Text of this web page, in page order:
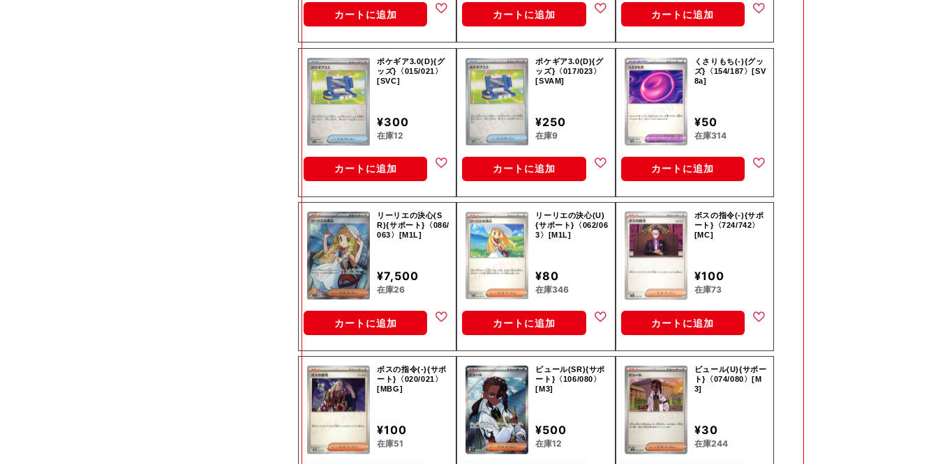
カートに追加 カートに追加 カートに追加
ポケギア3.0(D){グ
ッズ}〈015/021〉
[SVC]
¥300
在庫12
カートに追加
ポケギア3.0(D){グ
ッズ}〈017/023〉
[SVAM]
¥250
在庫9
カートに追加
くさりもち(-){グッ
ズ}〈154/187〉[SV
8a]
¥50
在庫314
カートに追加
リーリエの決心(S
R){サポート}〈086/
063〉[M1L]
¥7,500
在庫26
カートに追加
リーリエの決心(U)
{サポート}〈062/06
3〉[M1L]
¥80
在庫346
カートに追加
ボスの指令(-){サポ
ート}〈724/742〉
[MC]
¥100
在庫73
カートに追加
ボスの指令(-){サポ
ート}〈020/021〉
[MBG]
¥100
在庫51
ピュール(SR){サポ
ート}〈106/080〉
[M3]
¥500
在庫12
ピュール(U){サポー
ト}〈074/080〉[M
3]
¥30
在庫244